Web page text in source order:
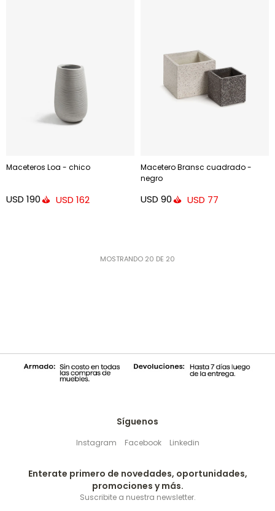
Maceteros Loa - chico
USD 190 USD 162
Macetero Bransc cuadrado -
negro
USD 90 USD 77
MOSTRANDO 20 DE 20
Síguenos
Instagram Facebook Linkedin
Enterate primero de novedades, oportunidades,
promociones y más.
Suscribite a nuestra newsletter.